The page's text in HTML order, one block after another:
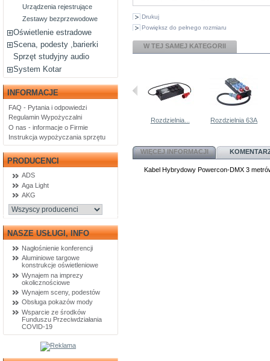
Urządzenia rejestrujące
Zestawy bezprzewodowe
Oświetlenie estradowe
Scena, podesty ,barierki
Sprzęt studyjny audio
System Kotar
INFORMACJE
FAQ - Pytania i odpowiedzi
Regulamin Wypożyczalni
O nas - informacje o Firmie
Instrukcja wypożyczania sprzętu
PRODUCENCI
ADS
Aga Light
AKG
NASZE USŁUGI, INFO
Nagłośnienie konferencji
Aluminiowe targowe
konstrukcje oświetleniowe
Wynajem na imprezy
okolicznościowe
Wynajem sceny, podestów
Obsługa pokazów mody
Wsparcie ze środków
Funduszu Przeciwdziałania
COVID-19
Drukuj
Powiększ do pełnego rozmiaru
W TEJ SAMEJ KATEGORII
Rozdzielnia... Rozdzielnia 63A
WIĘCEJ INFORMACJI
Kabel Hybrydowy Powercon-DMX 3